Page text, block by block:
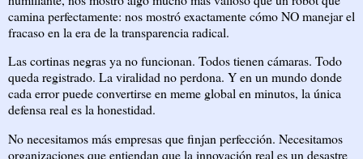
camina perfectamente: nos mostró exactamente cómo NO manejar el
fracaso en la era de la transparencia radical.
Las cortinas negras ya no funcionan. Todos tienen cámaras. Todo
queda registrado. La viralidad no perdona. Y en un mundo donde
cada error puede convertirse en meme global en minutos, la única
defensa real es la honestidad.
No necesitamos más empresas que finjan perfección. Necesitamos
organizaciones que entiendan que la innovación real es un desastre